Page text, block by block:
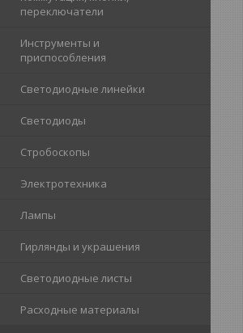
переключатели
Инструменты и
приспособления
Светодиодные линейки
Светодиоды
Стробоскопы
Электротехника
Лампы
Гирлянды и украшения
Светодиодные листы
Расходные материалы